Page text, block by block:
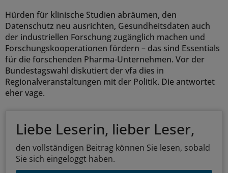
Hürden für klinische Studien abräumen, den
Datenschutz neu ausrichten, Gesundheitsdaten auch
der industriellen Forschung zugänglich machen und
Forschungskooperationen fördern – das sind Essentials
für die forschenden Pharma-Unternehmen. Vor der
Bundestagswahl diskutiert der vfa dies in
Regionalveranstaltungen mit der Politik. Die antwortet
eher vage.
Liebe Leserin, lieber Leser,
den vollständigen Beitrag können Sie lesen, sobald
Sie sich eingeloggt haben.